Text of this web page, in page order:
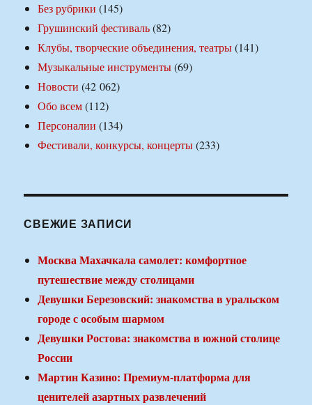
Без рубрики (145)
Грушинский фестиваль(82)
Клубы, творческие объединения, театры(141)
Музыкальные инструменты(69)
Новости (42 062)
Обо всем(112)
Персоналии (134)
Фестивали, конкурсы, концерты(233)
СВЕЖИЕ ЗАПИСИ
Москва Махачкала самолет: комфортное
путешествие между столицами
Девушки Березовский: знакомства в уральском
городе с особым шармом
Девушки Ростова: знакомства в южной столице
России
Мартин Казино: Премиум-платформа для
ценителей азартных развлечений